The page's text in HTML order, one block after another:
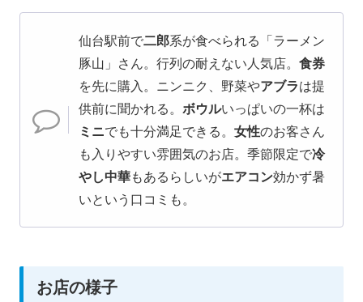
仙台駅前で二郎系が食べられる「ラーメン
豚山」さん。行列の耐えない人気店。 食券
を先に購入。ニンニク、野菜やアブラは提
供前に聞かれる。 ボウルいっぱいの一杯は
ミニでも十分満足できる。 女性のお客さん
も入りやすい雰囲気のお店。季節限定で冷
やし中華もあるらしいがエアコン効かず暑
いという口コミも。
お店の様子